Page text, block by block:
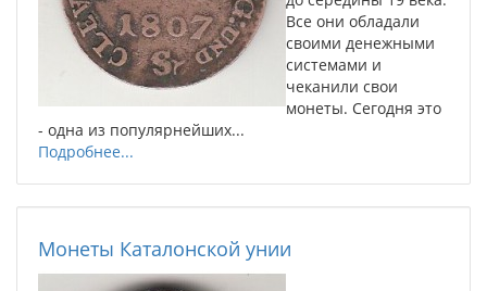
Все они обладали
своими денежными
системами и
чеканили свои
монеты. Сегодня это
- одна из популярнейших...
Подробнее...
Монеты Каталонской унии